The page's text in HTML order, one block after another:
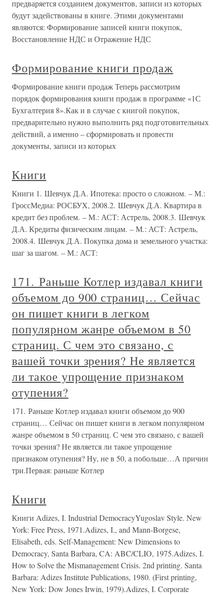
предваряется созданием документов, записи из которых
будут задействованы в книге. Этими документами
являются: Формирование записей книги покупок,
Восстановление НДС и Отражение НДС
Формирование книги продаж
Формирование книги продаж Теперь рассмотрим
порядок формирования книги продаж в программе «1С
Бухгалтерия 8».Как и в случае с книгой покупок,
предварительно нужно выполнить ряд подготовительных
действий, а именно – сформировать и провести
документы, записи из которых
Книги
Книги 1. Шевчук Д.А. Ипотека: просто о сложном. – М.:
ГроссМедиа: РОСБУХ, 2008.2. Шевчук Д.А. Квартира в
кредит без проблем. – М.: АСТ: Астрель, 2008.3. Шевчук
Д.А. Кредиты физическим лицам. – М.: АСТ: Астрель,
2008.4. Шевчук Д.А. Покупка дома и земельного участка:
шаг за шагом. – М.: АСТ:
171. Раньше Котлер издавал книги
объемом до 900 страниц… Сейчас
он пишет книги в легком
популярном жанре объемом в 50
страниц. С чем это связано, с
вашей точки зрения? Не является
ли такое упрощение признаком
отупения?
171. Раньше Котлер издавал книги объемом до 900
страниц… Сейчас он пишет книги в легком популярном
жанре объемом в 50 страниц. С чем это связано, с вашей
точки зрения? Не является ли такое упрощение
признаком отупения? Ну, не в 50, а побольше…А причин
три.Первая: раньше Котлер
Книги
Книги Adizes, I. Industrial DemocracyYugoslav Style. New
York: Free Press, 1971.Adizes, I., and Mann-Borgese,
Elisabeth, eds. Self-Management: New Dimensions to
Democracy, Santa Barbara, CA: ABC/CLIO, 1975.Adizes, I.
How to Solve the Mismanagement Crisis. 2nd printing. Santa
Barbara: Adizes Institute Publications, 1980. (First printing,
New York: Dow Jones Irwin, 1979).Adizes, I. Corporate